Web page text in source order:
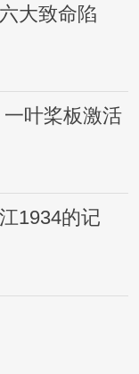
大致命陷
叶桨板激活
1934的记